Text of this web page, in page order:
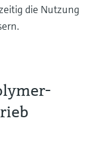
die Nutzung